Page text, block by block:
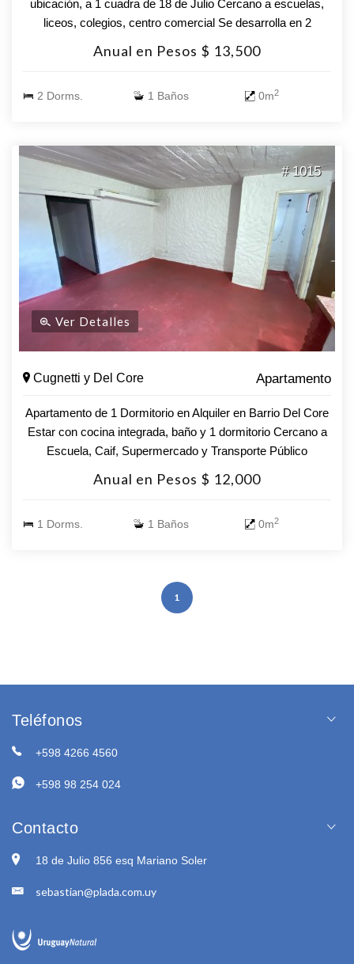
ubicación, a 1 cuadra de 18 de Julio Cercano a escuelas,
liceos, colegios, centro comercial Se desarrolla en 2
Plantas En Planta Baja: - Living comedor con cocina
integrada - Baño amplio En Planta Alta: - 2 Dormitorios (uno
estar en el Clearing de Informes  Comprobante de ingresos 
agilidad los mismos desde nuestras oficinas. No pierda la
oportunidad de hacer de este apartamento su hogar.
Nuestros asesores están listos para responder a todas sus
preguntas y ayudarle a dar el próximo paso ¡Contacte con
nosotros hoy mismo!
Anual en Pesos $ 13,500
2 Dorms. 1 Baños 0m2
# 1015
Ver Detalles
Cugnetti y Del Core Apartamento
Apartamento de 1 Dormitorio en Alquiler en Barrio Del Core
Estar con cocina integrada, baño y 1 dormitorio Cercano a
Escuela, Caif, Supermercado y Transporte Público
Requisitos para alquilar: - No estar en el Clearing. -
Comprobante de ingresos - Opciones Garantía: Porto
Seguro, Mapfre, Sura y Fideciú, tramitando con agilidad los
dar el próximo paso. ¡Contacte con nosotros hoy mismo!
Anual en Pesos $ 12,000
1 Dorms. 1 Baños 0m2
1
Teléfonos
+598 4266 4560
+598 98 254 024
Contacto
18 de Julio 856 esq Mariano Soler
sebastian@plada.com.uy